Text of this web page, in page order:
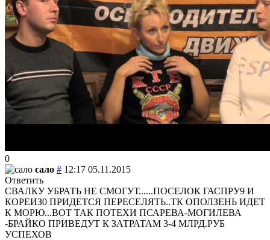
0
сало # 12:17 05.11.2015
Ответить
СВАЛКУ УБРАТЬ НЕ СМОГУТ......ПОСЕЛОК ГАСПРУ9 И
КОРЕИЗ0 ПРИДЕТСЯ ПЕРЕСЕЛЯТЬ..ТК ОПОЛЗЕНЬ ИДЕТ
К МОРЮ...ВОТ ТАК ПОТЕХИ ПСАРЕВА-МОГИЛЕВА
-БРАЙКО ПРИВЕДУТ К ЗАТРАТАМ 3-4 МЛРД.РУБ
УСПЕХОВ